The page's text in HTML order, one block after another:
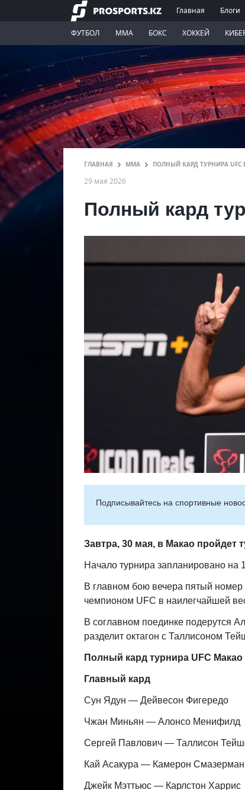
Главная Блоги
ФУТБОЛ ММА БОКС ХОККЕЙ
ГЛАВНАЯ ММА ПОЛНЫЙ КАРД ТУРНИРА
29 мая 2026
Полный кард
Подписывайтесь на cпортивные
Завтра, 30 мая, в Макао пройдет
Начало турнира запланировано на
В главном бою вечера пятый
чемпионом UFC в наилегчайшей
В соглавном поединке подерутся
разделит октагон с Таллисоном
Полный кард турнира UFC Макао
Главный кард
Сун Ядун — Дейвесон Фигередо
Чжан Миньян — Алонсо Менифилд
Сергей Павлович — Таллисон
Кай Асакура — Камерон Смазерман
Джейк Мэттьюс — Карлстон Харрис